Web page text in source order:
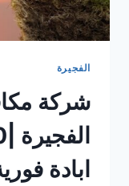
الفجيرة
شركة
ابادة